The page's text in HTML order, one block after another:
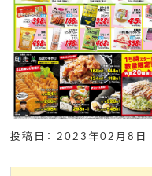
投稿日： 2023年02月8日